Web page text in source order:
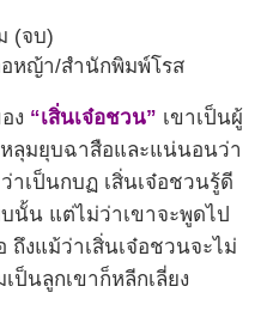
(จบ)
หญ้า/สำนักพิมพ์โรส
ง “เสิ่นเจ๋อชวน” เขาเป็นผู้
ลุมยุบฉาสือและแน่นอนว่า
าเป็นกบฏ เสิ่นเจ๋อชวนรู้ดี
นั้น แต่ไม่ว่าเขาจะพูดไป
ถึงแม้ว่าเสิ่นเจ๋อชวนจะไม่
ป็นลูกเขาก็หลีกเลี่ยง